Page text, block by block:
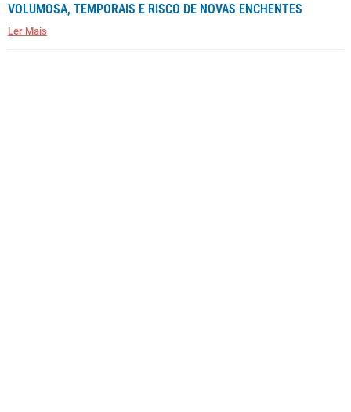
VOLUMOSA, TEMPORAIS E RISCO DE NOVAS ENCHENTES
Ler Mais